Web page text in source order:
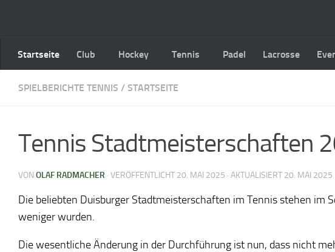
Startseite Club Hockey Tennis Padel Lacrosse
SPIELBERICHTE TENNIS / STARTSEITE
Tennis Stadtmeisterschaften
VON OLAF RADMACHER · VERÖFFENTLICHT 20. MAI 2025 · AKTUALISIERT 20. MAI 2025
Die beliebten Duisburger Stadtmeisterschaften im Tennis stehen im
weniger wurden.
Die wesentliche Änderung in der Durchführung ist nun, dass nicht